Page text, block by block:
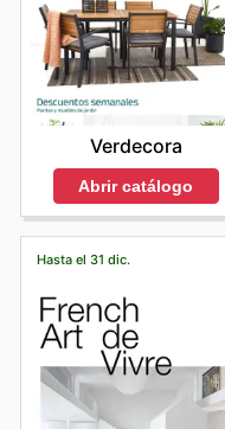
Verdecora
Abrir catálogo
Hasta el 31 dic.